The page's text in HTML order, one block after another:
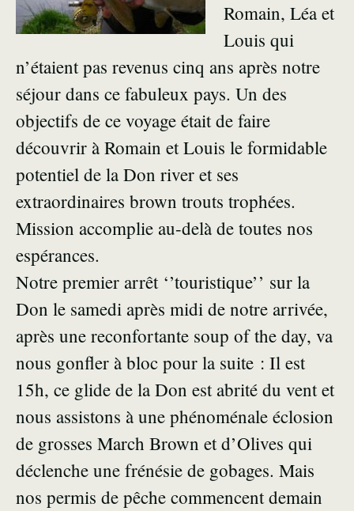
Romain, Léa et
Louis qui
n’étaient pas revenus cinq ans après notre
séjour dans ce fabuleux pays. Un des
objectifs de ce voyage était de faire
découvrir à Romain et Louis le formidable
potentiel de la Don river et ses
extraordinaires brown trouts trophées.
Mission accomplie au-delà de toutes nos
espérances.
Notre premier arrêt ‘’touristique’’ sur la
Don le samedi après midi de notre arrivée,
après une reconfortante soup of the day, va
nous gonfler à bloc pour la suite : Il est
15h, ce glide de la Don est abrité du vent et
nous assistons à une phénoménale éclosion
de grosses March Brown et d’Olives qui
déclenche une frénésie de gobages. Mais
nos permis de pêche commencent demain